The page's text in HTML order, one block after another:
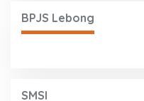
BPJS Lebong
SMSI